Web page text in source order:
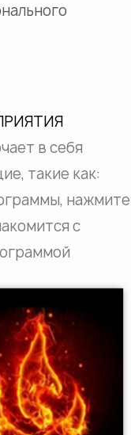
в себя
такие как:
нажмите
с